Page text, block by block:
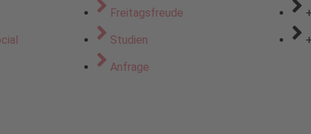
Freitagsfreude
Studien
Anfrage